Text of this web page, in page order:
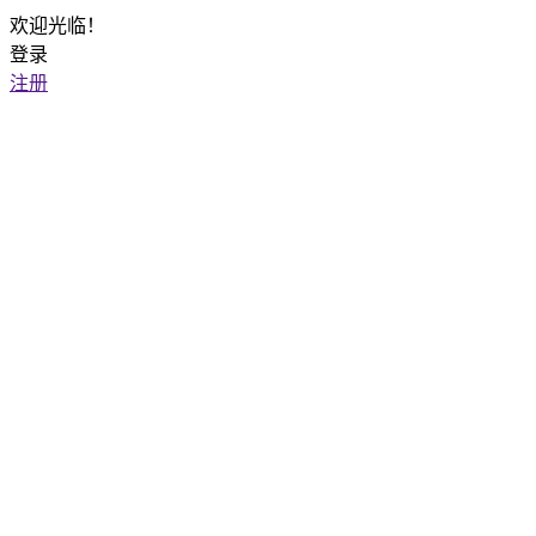
欢迎光临！
登录
注册